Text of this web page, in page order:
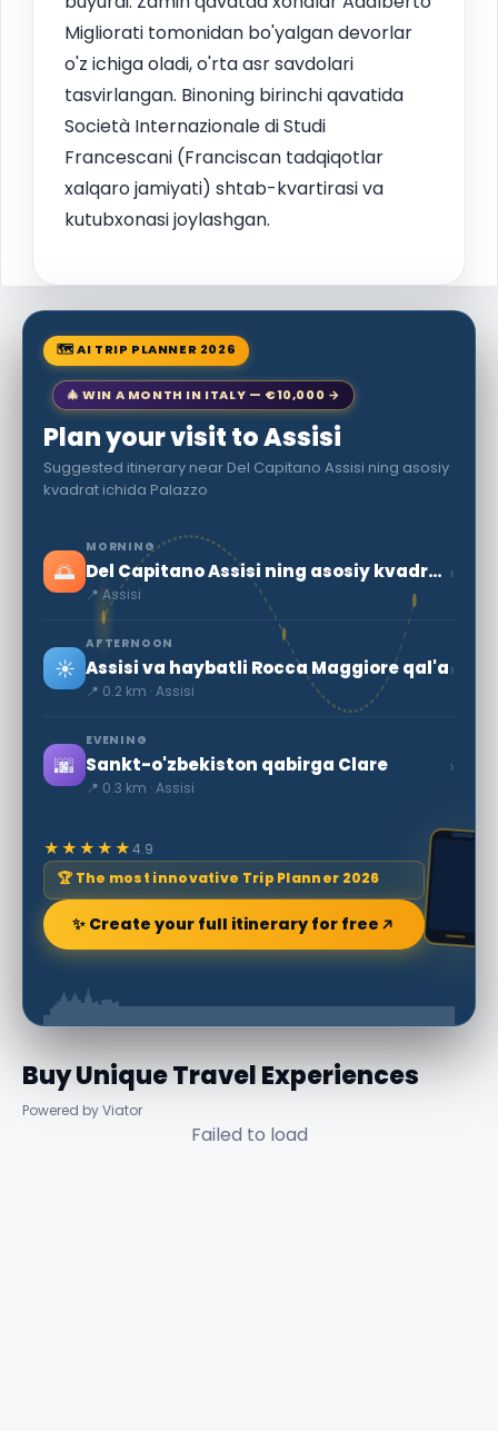
Migliorati tomonidan bo'yalgan devorlar
o'z ichiga oladi, o'rta asr savdolari
tasvirlangan. Binoning birinchi qavatida
Società Internazionale di Studi
Francescani (Franciscan tadqiqotlar
xalqaro jamiyati) shtab-kvartirasi va
kutubxonasi joylashgan.
🗺 AI TRIP PLANNER 2026
🎄 WIN A MONTH IN ITALY — €10,000 →
Plan your visit to Assisi
Suggested itinerary near Del Capitano Assisi ning asosiy
kvadrat ichida Palazzo
🌅
MORNING
Del Capitano Assisi ning asosiy kvadrat ichida Palazzo
📍 Assisi
›
☀️
AFTERNOON
Assisi va haybatli Rocca Maggiore qal'a
📍 0.2 km · Assisi
›
🌆
EVENING
Sankt-o'zbekiston qabirga Clare
📍 0.3 km · Assisi
›
★★★★★4.9
🏆 The most innovative Trip Planner 2026
✨ Create your full itinerary for free
Buy Unique Travel Experiences
Powered by Viator
Failed to load